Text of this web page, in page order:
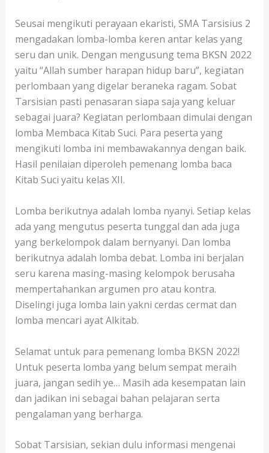
Seusai mengikuti perayaan ekaristi, SMA Tarsisius 2
mengadakan lomba-lomba keren antar kelas yang
seru dan unik. Dengan mengusung tema BKSN 2022
yaitu “Allah sumber harapan hidup baru”, kegiatan
perlombaan yang digelar beraneka ragam. Sobat
Tarsisian pasti penasaran siapa saja yang keluar
sebagai juara? Kegiatan perlombaan dimulai dengan
lomba Membaca Kitab Suci. Para peserta yang
mengikuti lomba ini membawakannya dengan baik.
Hasil penilaian diperoleh pemenang lomba baca
Kitab Suci yaitu kelas XII.
Lomba berikutnya adalah lomba nyanyi. Setiap kelas
ada yang mengutus peserta tunggal dan ada juga
yang berkelompok dalam bernyanyi. Dan lomba
berikutnya adalah lomba debat. Lomba ini berjalan
seru karena masing-masing kelompok berusaha
mempertahankan argumen pro atau kontra.
Diselingi juga lomba lain yakni cerdas cermat dan
lomba mencari ayat Alkitab.
Selamat untuk para pemenang lomba BKSN 2022!
Untuk peserta lomba yang belum sempat meraih
juara, jangan sedih ye… Masih ada kesempatan lain
dan jadikan ini sebagai bahan pelajaran serta
pengalaman yang berharga.
Sobat Tarsisian, sekian dulu informasi mengenai